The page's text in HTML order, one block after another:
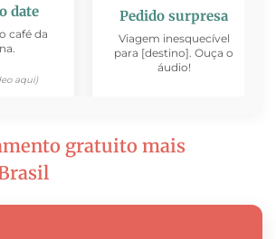
date
café da
aqui)
Pedido surpresa
Viagem inesquecível
para [destino]. Ouça o
áudio!
gratuito mais